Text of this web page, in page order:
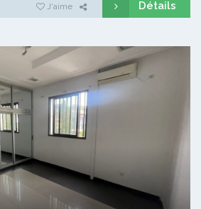
J'aime Détails